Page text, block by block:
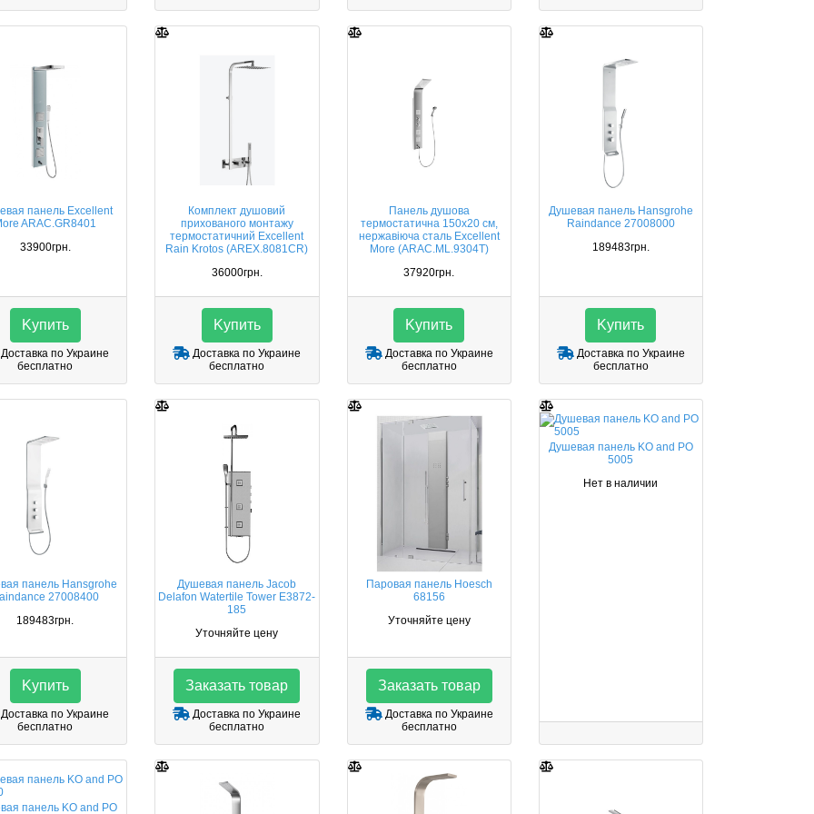
панель Excellent
ARAC.GR8401
33900грн.
Kупить
по Украине
бесплатно
Комплект душовий
прихованого монтажу
термостатичний Excellent
Rain Krotos (AREX.8081CR)
36000грн.
Kупить
Доставка по Украине
бесплатно
Панель душова
термостатична 150х20 см,
нержавіюча сталь Excellent
More (ARAC.ML.9304T)
37920грн.
Kупить
Доставка по Украине
бесплатно
Душевая панель Hansgrohe
Raindance 27008000
189483грн.
Kупить
Доставка по Украине
бесплатно
панель Hansgrohe
27008400
189483грн.
Kупить
по Украине
бесплатно
Душевая панель Jacob
Delafon Watertile Tower E3872-
185
Уточняйте цену
Заказать товар
Доставка по Украине
бесплатно
Паровая панель Hoesch
68156
Уточняйте цену
Заказать товар
Доставка по Украине
бесплатно
Душевая панель KO and PO
5005
Нет в наличии
панель KO and PO